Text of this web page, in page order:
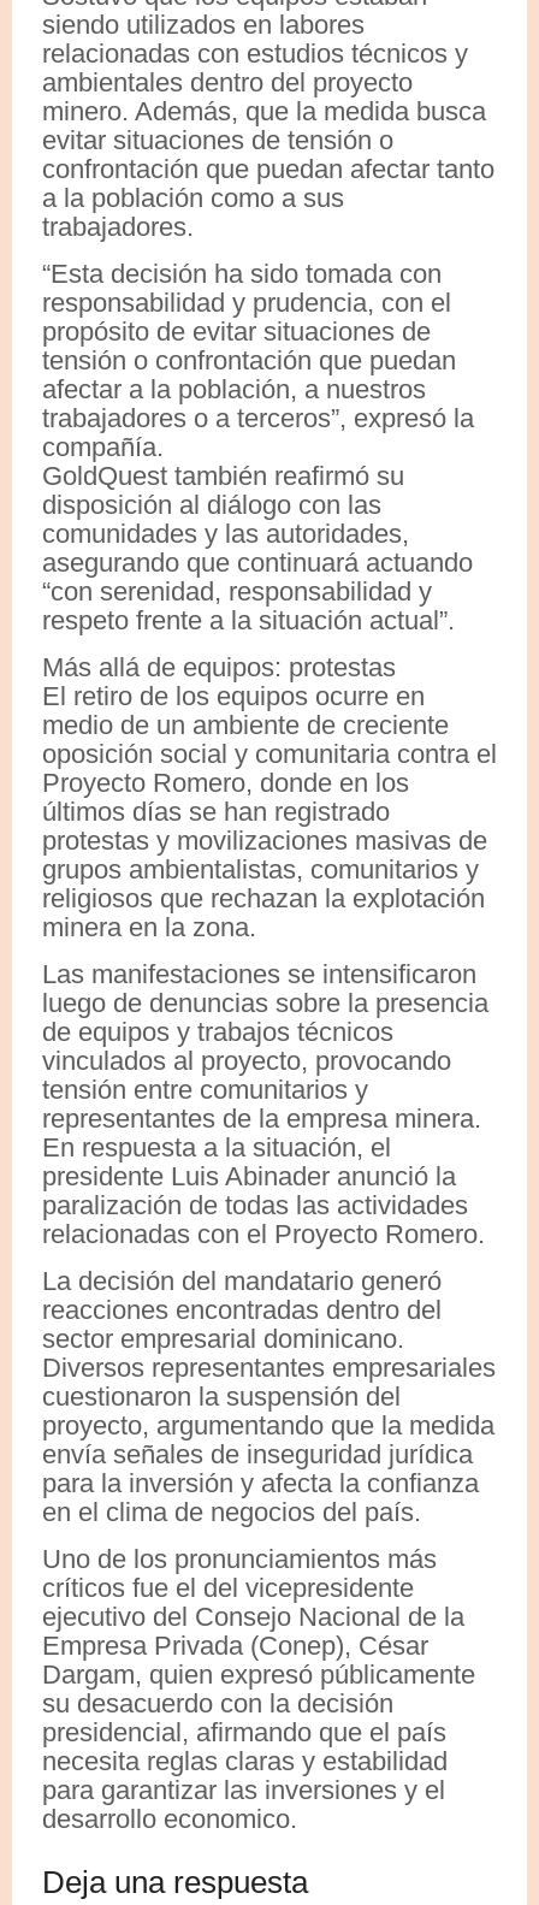
siendo utilizados en labores
relacionadas con estudios técnicos y
ambientales dentro del proyecto
minero. Además, que la medida busca
evitar situaciones de tensión o
confrontación que puedan afectar tanto
a la población como a sus
trabajadores.
“Esta decisión ha sido tomada con
responsabilidad y prudencia, con el
propósito de evitar situaciones de
tensión o confrontación que puedan
afectar a la población, a nuestros
trabajadores o a terceros”, expresó la
compañía.
GoldQuest también reafirmó su
disposición al diálogo con las
comunidades y las autoridades,
asegurando que continuará actuando
“con serenidad, responsabilidad y
respeto frente a la situación actual”.
Más allá de equipos: protestas
El retiro de los equipos ocurre en
medio de un ambiente de creciente
oposición social y comunitaria contra el
Proyecto Romero, donde en los
últimos días se han registrado
protestas y movilizaciones masivas de
grupos ambientalistas, comunitarios y
religiosos que rechazan la explotación
minera en la zona.
Las manifestaciones se intensificaron
luego de denuncias sobre la presencia
de equipos y trabajos técnicos
vinculados al proyecto, provocando
tensión entre comunitarios y
representantes de la empresa minera.
En respuesta a la situación, el
presidente Luis Abinader anunció la
paralización de todas las actividades
relacionadas con el Proyecto Romero.
La decisión del mandatario generó
reacciones encontradas dentro del
sector empresarial dominicano.
Diversos representantes empresariales
cuestionaron la suspensión del
proyecto, argumentando que la medida
envía señales de inseguridad jurídica
para la inversión y afecta la confianza
en el clima de negocios del país.
Uno de los pronunciamientos más
críticos fue el del vicepresidente
ejecutivo del Consejo Nacional de la
Empresa Privada (Conep), César
Dargam, quien expresó públicamente
su desacuerdo con la decisión
presidencial, afirmando que el país
necesita reglas claras y estabilidad
para garantizar las inversiones y el
desarrollo economico.
Deja una respuesta